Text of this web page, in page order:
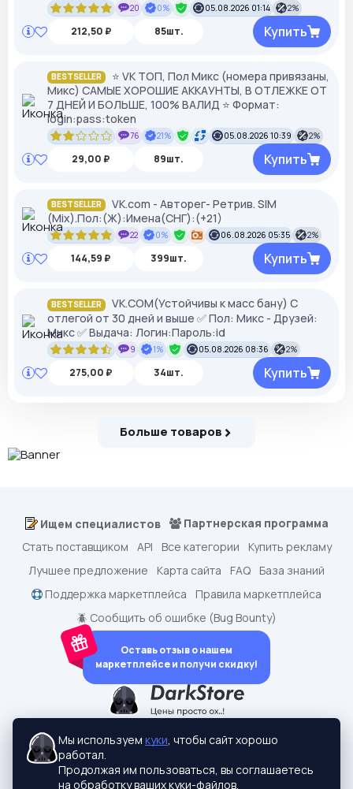
20 0% 05.08.2026 01:14 2%
212,50 ₽ 85шт. Купить
BESTSELLER
⭐ VK ТОП, Пол Микс (номера привязаны,
Микс) САМЫЕ ХОРОШИЕ АККАУНТЫ, В ОТЛЕЖКЕ ОТ
7 ДНЕЙ И БОЛЬШЕ, 100% ВАЛИД ⭐ Формат:
login:pass:token
76 21% 05.08.2026 10:39 2%
29,00 ₽ 89шт. Купить
BESTSELLER
VK.com - Авторег- Ретрив. SIM
(Mix).Пол:(Ж):Имена(СНГ):(+21)
22 0% 06.08.2026 05:35 2%
144,59 ₽ 399шт. Купить
BESTSELLER
VK.COM(Устойчивы к масс бану) С
отлегой от 30 дней и выше ✅ Пол: Микс - Друзей:
Микс ✅ Выдача: Логин:Пароль:id
9 1% 05.08.2026 08:36 2%
275,00 ₽ 34шт. Купить
Больше товаров
dark.shopping - Маркетплейс аккаунтов
2015-2026 © dark.shopping
Актуальные адреса:
Ищем специалистов
Партнерская программа
Стать поставщиком
API Все категории
Купить рекламу
Лучшее предложение
Карта сайта FAQ
База знаний
Поддержка маркетплейса
Правила маркетплейса
🪲 Сообщить об ошибке (Bug Bounty)
Оставь отзыв о нашем
маркетплейсе и получи скидку!
Мы используем куки, чтобы сайт хорошо
работал.
Продолжая им пользоваться, вы соглашаетесь
на обработку ваших куки-файлов.